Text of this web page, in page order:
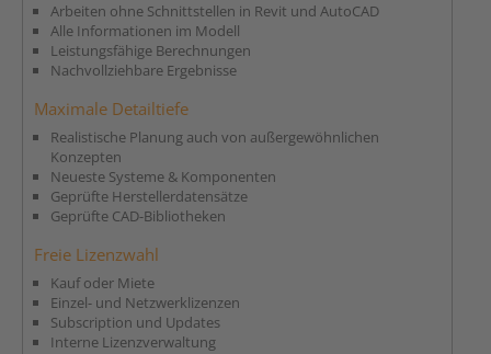
Arbeiten ohne Schnittstellen in Revit und AutoCAD
Alle Informationen im Modell
Leistungsfähige Berechnungen
Nachvollziehbare Ergebnisse
Maximale Detailtiefe
Realistische Planung auch von außergewöhnlichen
Konzepten
Neueste Systeme & Komponenten
Geprüfte Herstellerdatensätze
Geprüfte CAD-Bibliotheken
Freie Lizenzwahl
Kauf oder Miete
Einzel- und Netzwerklizenzen
Subscription und Updates
Interne Lizenzverwaltung